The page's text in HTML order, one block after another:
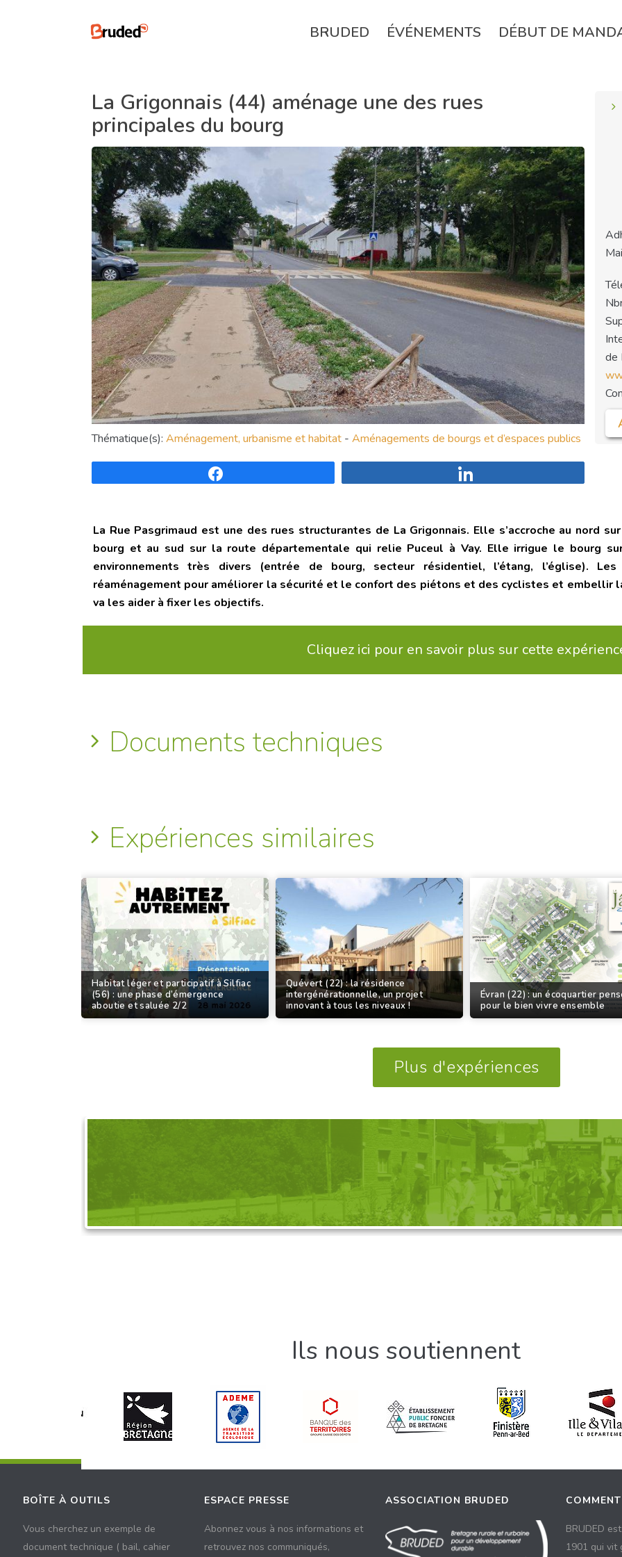
BRUDED ÉVÉNEMENTS DÉBUT DE
La Grigonnais (44) aménage une des rues
principales du bourg
Thématique(s): Aménagement, urbanisme et habitat - Aménagements de bourgs et d’espaces publics
de
La Rue Pasgrimaud est une des rues structurantes de La Grigonnais. Elle s’accroche au nord
bourg et au sud sur la route départementale qui relie Puceul à Vay. Elle irrigue le bourg
environnements très divers (entrée de bourg, secteur résidentiel, l’étang, l’église).
réaménagement pour améliorer la sécurité et le confort des piétons et des cyclistes et embellir
va les aider à fixer les objectifs.
Cliquez ici pour en savoir plus sur cette
Documents techniques
Expériences similaires
Habitat léger et participatif à Silfiac
(56) : une phase d’émergence
aboutie et saluée 2/2
Quévert (22) : la résidence
intergénérationnelle, un projet
innovant à tous les niveaux !
Évran (22) : un écoquartier
pour le bien vivre ensemble
Plus d'expériences
DEMANDEZ L'ORGANISATION D'UNE VISITE,
Découvrez nos propositions
Ils nous soutiennent
BOÎTE À OUTILS
Vous cherchez un exemple de
document technique ( bail, cahier
ESPACE PRESSE
Abonnez vous à nos informations et
retrouvez nos communiqués,
ASSOCIATION BRUDED
BRUDED
1901 qui vit